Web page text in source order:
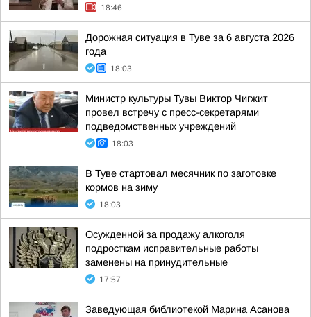
18:46
Дорожная ситуация в Туве за 6 августа 2026
года
18:03
Министр культуры Тувы Виктор Чигжит
провел встречу с пресс-секретарями
подведомственных учреждений
18:03
В Туве стартовал месячник по заготовке
кормов на зиму
18:03
Осужденной за продажу алкоголя
подросткам исправительные работы
заменены на принудительные
17:57
Заведующая библиотекой Марина Асанова